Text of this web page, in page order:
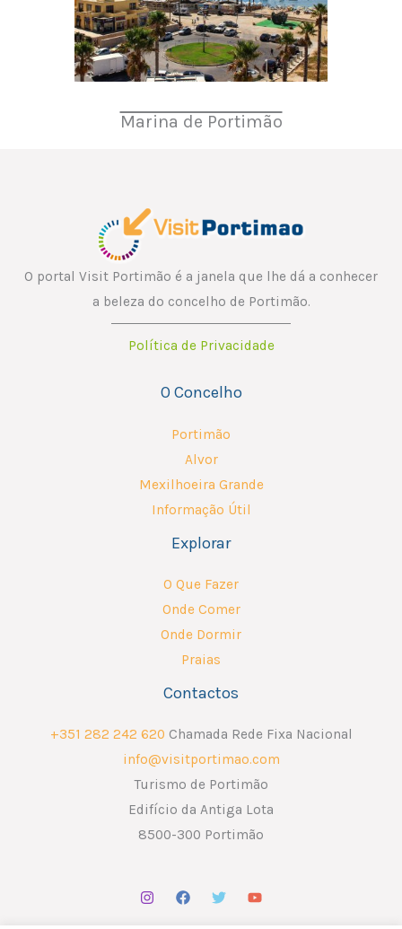
Marina de Portimão
O portal Visit Portimão é a janela que lhe dá a conhecer
a beleza do concelho de Portimão.
Política de Privacidade
O Concelho
Portimão
Alvor
Mexilhoeira Grande
Informação Útil
Explorar
O Que Fazer
Onde Comer
Onde Dormir
Praias
Contactos
+351 282 242 620 Chamada Rede Fixa Nacional
info@visitportimao.com
Turismo de Portimão
Edifício da Antiga Lota
8500-300 Portimão